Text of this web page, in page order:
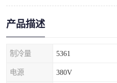
产品描述
制冷量 5361
电源 380V